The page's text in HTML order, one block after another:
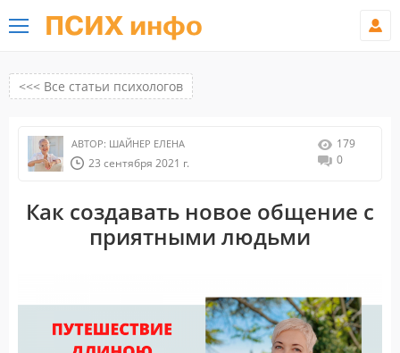
ПСИХ инфо
<<< Все статьи психологов
АВТОР: ШАЙНЕР ЕЛЕНА
23 сентября 2021 г.
179
0
Как создавать новое общение с
приятными людьми